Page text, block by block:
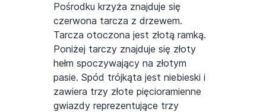
Pośrodku krzyża znajduje się
czerwona tarcza z drzewem.
Tarcza otoczona jest złotą ramką.
Poniżej tarczy znajduje się złoty
hełm spoczywający na złotym
pasie. Spód trójkąta jest niebieski i
zawiera trzy złote pięcioramienne
gwiazdy reprezentujące trzy